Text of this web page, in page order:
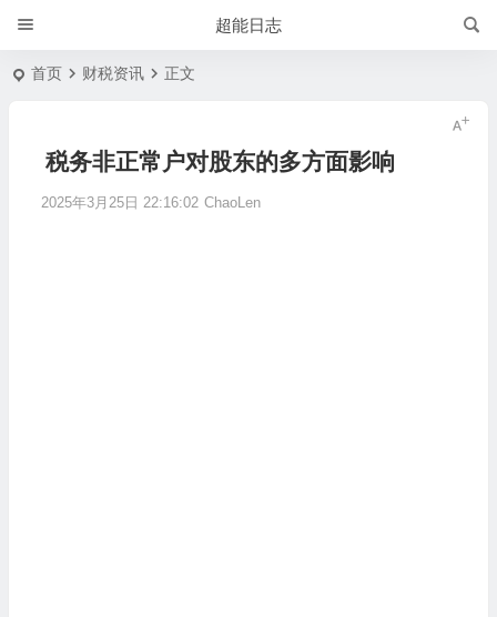
超能日志
首页 财税资讯 正文
税务非正常户对股东的多方面影响
2025年3月25日 22:16:02 ChaoLen